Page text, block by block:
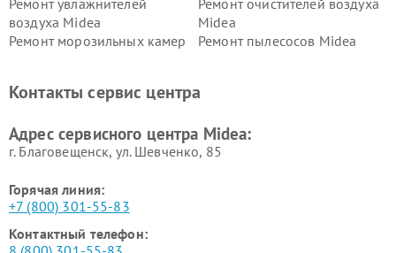
Ремонт увлажнителей
воздуха Midea
Ремонт очистителей воздуха
Midea
Ремонт морозильных камер
Ремонт пылесосов Midea
пылесосов Midea
Midea
Контакты сервис центра
Адрес сервисного центра Midea:
г. Благовещенск, ул. Шевченко, 85
Горячая линия:
+7 (800) 301-55-83
Контактный телефон: